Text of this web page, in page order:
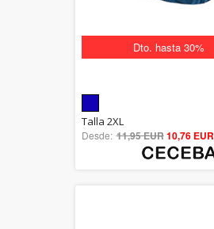
Dto. hasta 30%
out of 5
Talla 2XL
Desde: 11,95 EUR10,76 EUR